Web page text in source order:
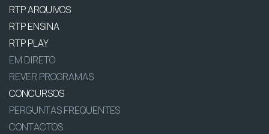
RTP ARQUIVOS
RTP ENSINA
RTP PLAY
EM DIRETO
REVER PROGRAMAS
CONCURSOS
PERGUNTAS FREQUENTES
CONTACTOS